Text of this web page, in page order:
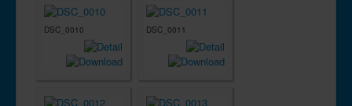
DSC_0010 DSC_0011